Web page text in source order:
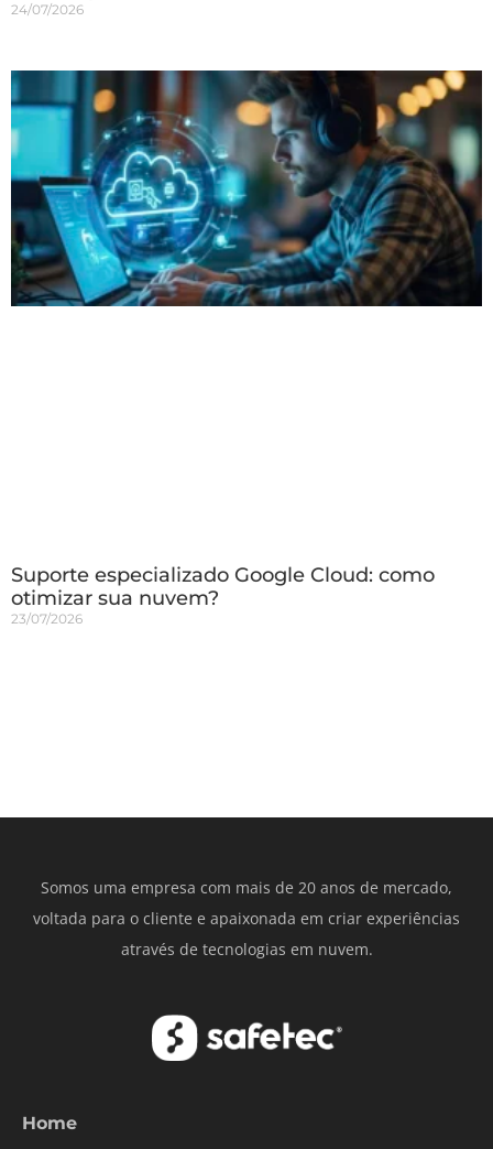
24/07/2026
Suporte especializado Google Cloud: como
otimizar sua nuvem?
23/07/2026
Somos uma empresa com mais de 20 anos de mercado,
voltada para o cliente e apaixonada em criar experiências
através de tecnologias em nuvem.
Home